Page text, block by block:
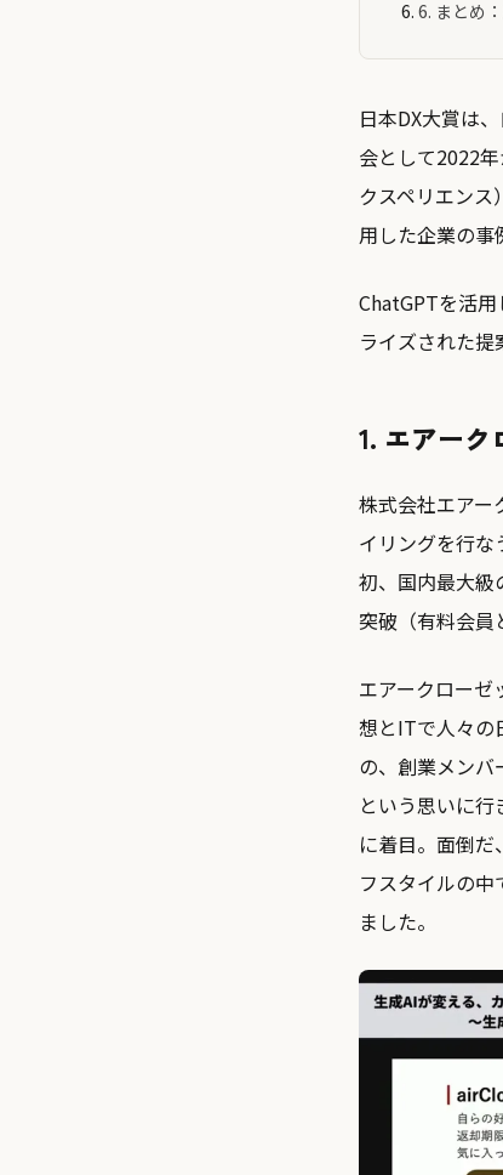
6. まとめ
日本DX大賞は
会として2022
クスペリエン
用した企業の事
ChatGPTを活
ライズされた提
1. エアー
株式会社エアー
イリングを行
初、国内最大級
突破（有料会員
エアークローゼ
想とITで⼈々の
の、創業メンバ
という思いに
に着目。面倒
フスタイルの
ました。